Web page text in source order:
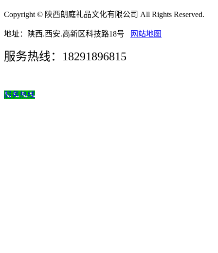
Copyright © 陕西朗庭礼品文化有限公司 All Rights Reserved.
地址：陕西.西安.高新区科技路18号 网站地图
服务热线：18291896815
服务热线